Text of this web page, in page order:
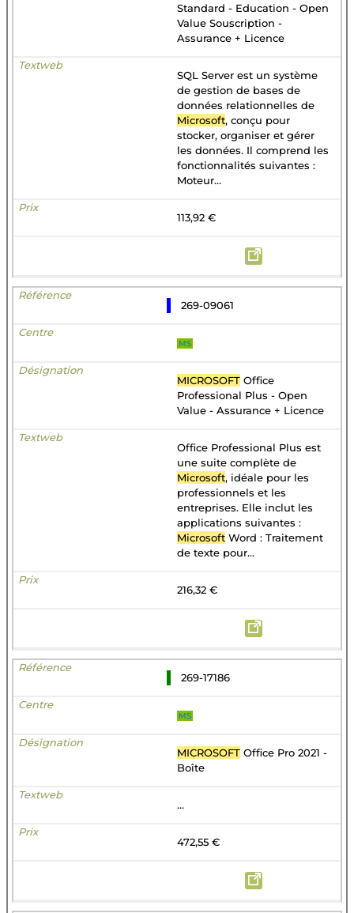
Standard - Education - Open
Value Souscription -
Assurance + Licence
SQL Server est un système
de gestion de bases de
données relationnelles de
Microsoft, conçu pour
stocker, organiser et gérer
les données. Il comprend les
fonctionnalités suivantes :
Moteur...
113,92 €
269-09061
MS
MICROSOFT Office
Professional Plus - Open
Value - Assurance + Licence
Office Professional Plus est
une suite complète de
Microsoft, idéale pour les
professionnels et les
entreprises. Elle inclut les
applications suivantes :
Microsoft Word : Traitement
de texte pour...
216,32 €
269-17186
MS
MICROSOFT Office Pro 2021 -
Boîte
...
472,55 €